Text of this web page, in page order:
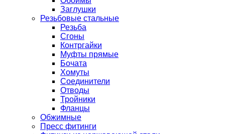
Заглушки
Резьбовые стальные
Резьба
Сгоны
Контргайки
Муфты прямые
Бочата
Хомуты
Соединители
Отводы
Тройники
Фланцы
Обжимные
Пресс фитинги